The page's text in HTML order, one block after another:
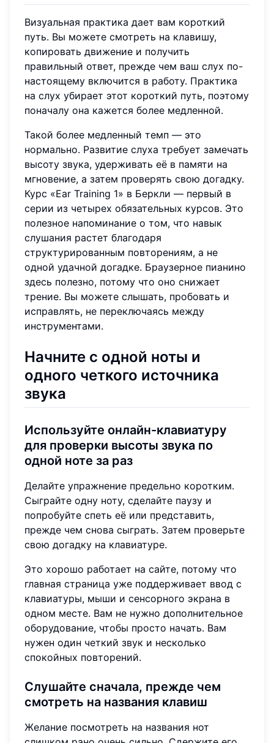
Визуальная практика дает вам короткий
путь. Вы можете смотреть на клавишу,
копировать движение и получить
правильный ответ, прежде чем ваш слух по-
настоящему включится в работу. Практика
на слух убирает этот короткий путь, поэтому
поначалу она кажется более медленной.
Такой более медленный темп — это
нормально. Развитие слуха требует замечать
высоту звука, удерживать её в памяти на
мгновение, а затем проверять свою догадку.
Курс «Ear Training 1» в Беркли — первый в
серии из четырех обязательных курсов. Это
полезное напоминание о том, что навык
слушания растет благодаря
структурированным повторениям, а не
одной удачной догадке. Браузерное пианино
здесь полезно, потому что оно снижает
трение. Вы можете слышать, пробовать и
исправлять, не переключаясь между
инструментами.
Начните с одной ноты и
одного четкого источника
звука
Используйте онлайн-клавиатуру
для проверки высоты звука по
одной ноте за раз
Делайте упражнение предельно коротким.
Сыграйте одну ноту, сделайте паузу и
попробуйте спеть её или представить,
прежде чем снова сыграть. Затем проверьте
свою догадку на клавиатуре.
Это хорошо работает на сайте, потому что
главная страница уже поддерживает ввод с
клавиатуры, мыши и сенсорного экрана в
одном месте. Вам не нужно дополнительное
оборудование, чтобы просто начать. Вам
нужен один четкий звук и несколько
спокойных повторений.
Слушайте сначала, прежде чем
смотреть на названия клавиш
Желание посмотреть на названия нот